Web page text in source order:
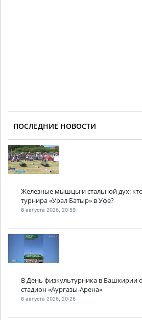
ПОСЛЕДНИЕ НОВОСТИ
Железные мышцы и стальной дух:
турнира «Урал Батыр» в Уфе?
8 августа 2026, 20:59
В День физкультурника в Башкирии
стадион «Аургазы-Арена»
8 августа 2026, 20:26